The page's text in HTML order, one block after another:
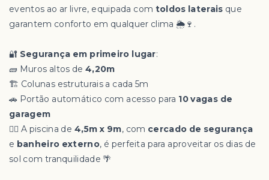
eventos ao ar livre, equipada com toldos laterais que
garantem conforto em qualquer clima 🌦️🍷.
🔐 Segurança em primeiro lugar:
🧱 Muros altos de4,20m
🏗️ Colunas estruturais a cada 5m
🚗 Portão automático com acesso para 10 vagas de
garagem
🏊‍♂️ A piscina de 4,5m x 9m, com cercado de segurança
e banheiro externo, é perfeita para aproveitar os dias de
sol com tranquilidade 🌴